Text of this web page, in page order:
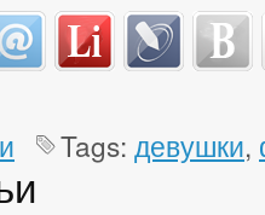
Tags: девушки,